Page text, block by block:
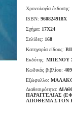
Χρονολογία έκδοσης:
ISBN: 960824918Χ
Σχήμα: 17X24
Σελίδες: 168
Κατηγορία είδους:
Εκδότης: ΜΠΕΝΟΥ
Κωδικός βιβλίου:
Εξώφυλλο:
Διαθεσιμότητα:
ΠΑΡΑΓΓΕΛΙΑΣ
ΑΠΟΘΕΜΑ ΣΤΟΝ